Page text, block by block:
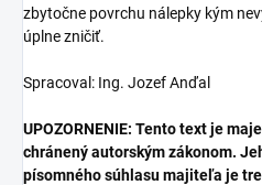
zbytočne povrchu nálepky kým
úplne zničiť.
Spracoval: Ing. Jozef Anďal
UPOZORNENIE: Tento text je
chránený autorským zákonom.
písomného súhlasu majiteľa je